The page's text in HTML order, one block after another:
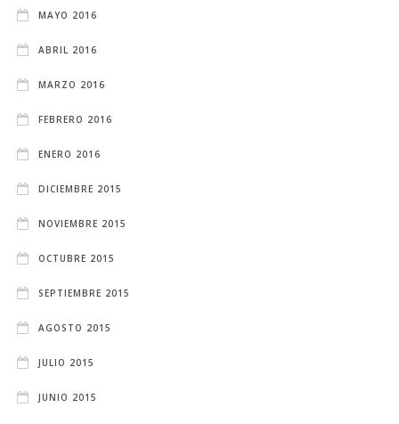
MAYO 2016
ABRIL 2016
MARZO 2016
FEBRERO 2016
ENERO 2016
DICIEMBRE 2015
NOVIEMBRE 2015
OCTUBRE 2015
SEPTIEMBRE 2015
AGOSTO 2015
JULIO 2015
JUNIO 2015